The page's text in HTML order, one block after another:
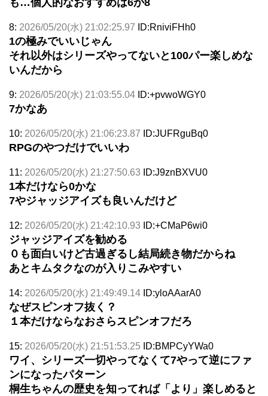
8: 2026/05/20(水) 21:02:25.97 ID:RniviFHh0
1の極みでいいじゃん
それ以外はシリーズやってないと100パー楽しめな
いんだから
9: 2026/05/20(水) 21:03:55.04 ID:+pvwoWGY0
7かなあ
10: 2026/05/20(水) 21:06:23.87 ID:JUFRguBq0
RPGのやつだけでいいわ
11: 2026/05/20(水) 21:27:50.63 ID:J9znBXVU0
1本だけなら0かな
7やジャッジアイズも良いんだけど
12: 2026/05/20(水) 21:42:10.93 ID:+CMaP6wi0
ジャッジアイズを勧める
０も面白いけど古過ぎるし結局続き物だからね
あとキムタクなのが入りこみやすい
14: 2026/05/20(水) 21:49:49.14 ID:yloAAarA0
なぜスピンオフ抜く？
１本だけならなおさらスピンオフだろ
15: 2026/05/20(水) 21:51:53.25 ID:BMPCyYWa0
ワイ、シリーズ一切やってなくて7やって逆にファ
ンになったパターン
桐生ちゃんの歴史を知ってれば「より」楽しめると